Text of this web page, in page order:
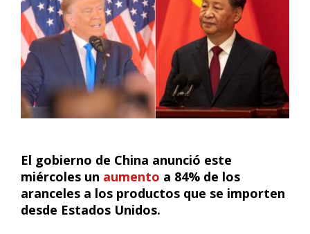
El gobierno de China anunció este
miércoles un aumento a 84% de los
aranceles a los productos que se importen
desde Estados Unidos.